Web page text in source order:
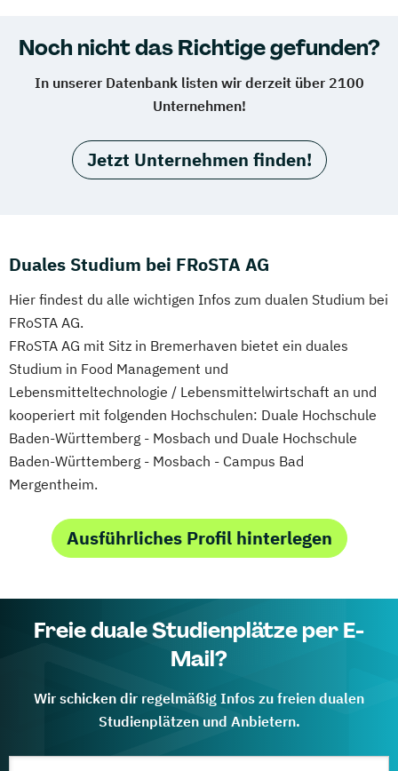
Noch nicht das Richtige gefunden?
In unserer Datenbank listen wir derzeit über 2100
Unternehmen!
Jetzt Unternehmen finden!
Duales Studium bei FRoSTA AG
Hier findest du alle wichtigen Infos zum dualen Studium bei
FRoSTA AG.
FRoSTA AG mit Sitz in Bremerhaven bietet ein duales
Studium in Food Management und
Lebensmitteltechnologie / Lebensmittelwirtschaft an und
kooperiert mit folgenden Hochschulen: Duale Hochschule
Baden-Württemberg - Mosbach und Duale Hochschule
Baden-Württemberg - Mosbach - Campus Bad
Mergentheim.
Ausführliches Profil hinterlegen
Freie duale Studienplätze per E-
Mail?
Wir schicken dir regelmäßig Infos zu freien dualen
Studienplätzen und Anbietern.